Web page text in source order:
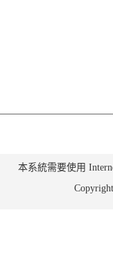
本系統需要使用